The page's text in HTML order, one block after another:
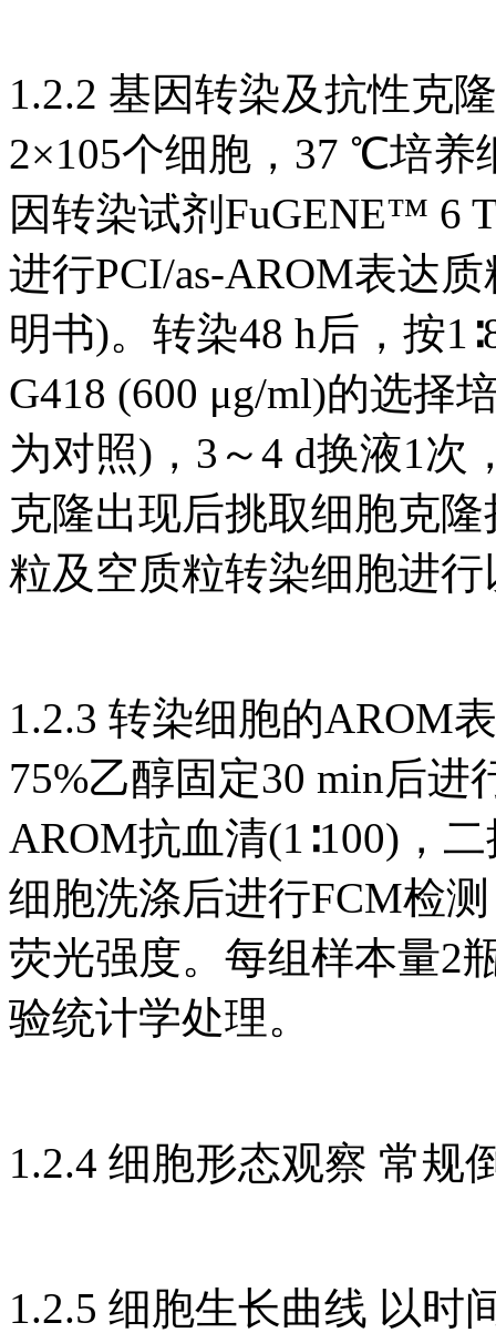
1.2.2 基因转染及抗性克
2×105个细胞，37 ℃培养
因转染试剂FuGENE™ 6
进行PCI/as-AROM表达
明书)。转染48 h后，按
G418 (600 μg/ml)的选择
为对照)，3～4 d换液1次
克隆出现后挑取细胞克
粒及空质粒转染细胞进
1.2.3 转染细胞的AROM
75%乙醇固定30 min后
AROM抗血清(1∶100)，
细胞洗涤后进行FCM检
荧光强度。每组样本量2
验统计学处理。
1.2.4 细胞形态观察 常规
1.2.5 细胞生长曲线 以时